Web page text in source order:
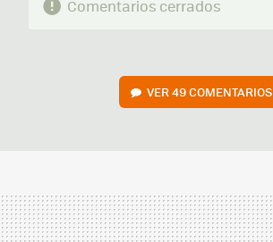
Comentarios cerrados
VER 49 COMENTARIOS